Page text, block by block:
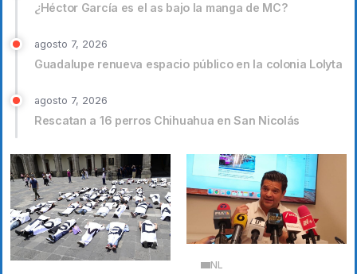
¿Héctor García es el as bajo la manga de MC?
agosto 7, 2026
Guadalupe renueva espacio público en la colonia Lolyta
agosto 7, 2026
Rescatan a 16 perros Chihuahua en San Nicolás
NL